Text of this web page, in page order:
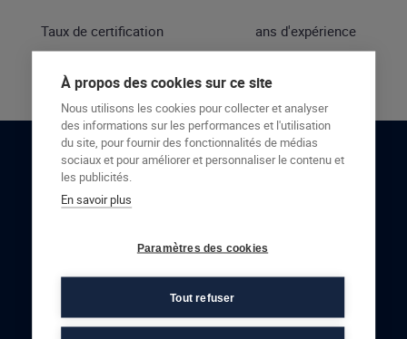
Taux de certification ans d'expérience
RESTONS EN CONTACT
À propos des cookies sur ce site
Nous utilisons les cookies pour collecter et analyser
des informations sur les performances et l'utilisation
du site, pour fournir des fonctionnalités de médias
sociaux et pour améliorer et personnaliser le contenu et
les publicités.
En savoir plus
Paramètres des cookies
Tout refuser